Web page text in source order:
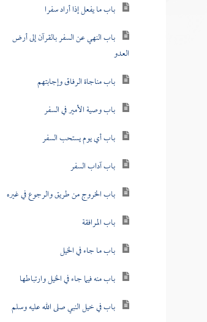
باب ما يفعل إذا أراد سفرا
باب النهي عن السفر بالقرآن إلى أرض
العدو
باب مناجاة الرفاق وإجابتهم
باب وصية الأمير في السفر
باب أي يوم يستحب السفر
باب آداب السفر
باب الخروج من طريق والرجوع في غيره
باب المرافقة
باب ما جاء في الخيل
باب منه فيما جاء في الخيل وارتباطها
باب في خيل النبي صلى الله عليه وسلم